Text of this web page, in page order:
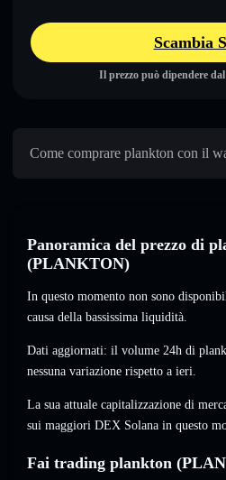
Scambia
Il prezzo può dipendere
Come comprare plankton con il
Panoramica del prezzo di
(PLANKTON)
In questo momento non sono
causa della bassissima liquidità.
Dati aggiornati: il volume 24h di
nessuna variazione rispetto a ieri.
La sua attuale capitalizzazione di
sui maggiori DEX Solana in questo
Fai trading plankton